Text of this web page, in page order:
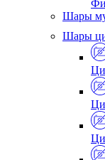
Шары
Шары